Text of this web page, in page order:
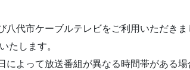
八代市ケーブルテレビをご利用いただき
たします。
によって放送番組が異なる時間帯がある